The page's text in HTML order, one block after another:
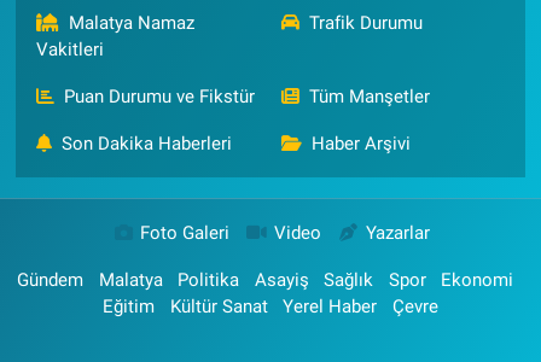
Malatya Namaz
Vakitleri
Trafik Durumu
Puan Durumu ve Fikstür Tüm Manşetler
Son Dakika Haberleri Haber Arşivi
Foto Galeri Video Yazarlar
Gündem Malatya Politika Asayiş Sağlık Spor
Ekonomi
Eğitim
Kültür Sanat Yerel Haber Çevre